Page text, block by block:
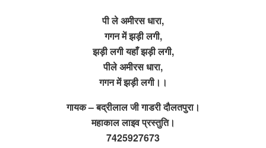
पी ले अमीरस धारा,
गगन में झड़ी लगी,
झड़ी लगी यहाँ झड़ी लगी,
पीले अमीरस धारा,
गगन में झड़ी लगी।।
गायक – बद्रीलाल जी गाडरी दौलतपुरा।
महाकाल लाइव प्रस्तुति।
7425927673